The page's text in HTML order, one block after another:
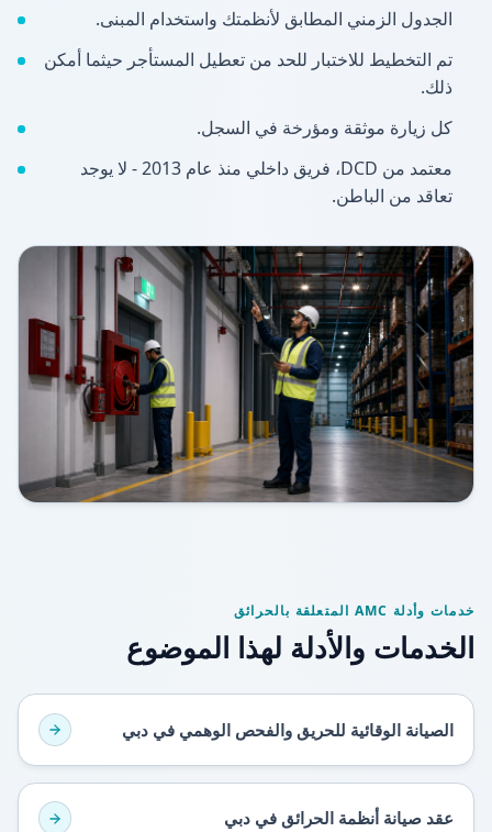
الجدول الزمني المطابق لأنظمتك واستخدام المبنى.
تم التخطيط للاختبار للحد من تعطيل المستأجر حيثما أمكن
ذلك.
كل زيارة موثقة ومؤرخة في السجل.
معتمد من DCD، فريق داخلي منذ عام 2013 - لا يوجد
تعاقد من الباطن.
خدمات وأدلة AMC المتعلقة بالحرائق
الخدمات والأدلة لهذا الموضوع
الصيانة الوقائية للحريق والفحص الوهمي في دبي
عقد صيانة أنظمة الحرائق في دبي